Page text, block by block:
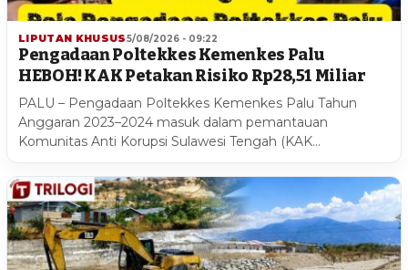
LIPUTAN KHUSUS5/08/2026 - 09:22
Pengadaan Poltekkes Kemenkes Palu
HEBOH! KAK Petakan Risiko Rp28,51 Miliar
PALU – Pengadaan Poltekkes Kemenkes Palu Tahun
Anggaran 2023–2024 masuk dalam pemantauan
Komunitas Anti Korupsi Sulawesi Tengah (KAK…